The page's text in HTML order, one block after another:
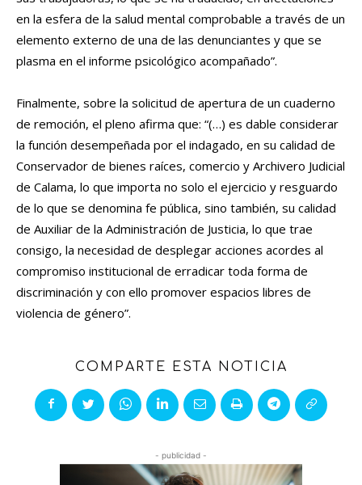
en la esfera de la salud mental comprobable a través de un
elemento externo de una de las denunciantes y que se
plasma en el informe psicológico acompañado”.
Finalmente, sobre la solicitud de apertura de un cuaderno
de remoción, el pleno afirma que: “(…) es dable considerar
la función desempeñada por el indagado, en su calidad de
Conservador de bienes raíces, comercio y Archivero Judicial
de Calama, lo que importa no solo el ejercicio y resguardo
de lo que se denomina fe pública, sino también, su calidad
de Auxiliar de la Administración de Justicia, lo que trae
consigo, la necesidad de desplegar acciones acordes al
compromiso institucional de erradicar toda forma de
discriminación y con ello promover espacios libres de
violencia de género”.
COMPARTE ESTA NOTICIA
- publicidad -